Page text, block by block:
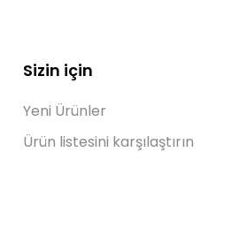
Sizin için
Yeni Ürünler
Ürün listesini karşılaştırın